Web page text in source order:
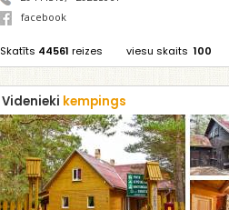
facebook
Skatīts 44561 reizes viesu skaits 100
Videnieki kempings